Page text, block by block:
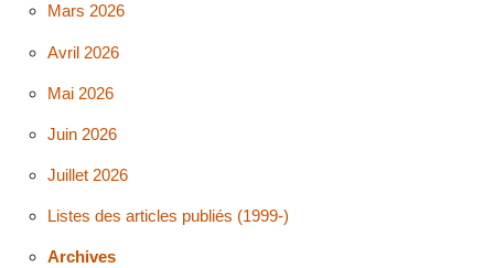
Mars 2026
Avril 2026
Mai 2026
Juin 2026
Juillet 2026
Listes des articles publiés (1999-)
Archives